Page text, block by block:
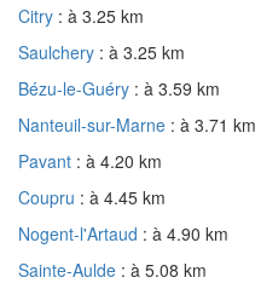
Citry : à 3.25 km
Saulchery : à 3.25 km
Bézu-le-Guéry : à 3.59 km
Nanteuil-sur-Marne : à 3.71 km
Pavant : à 4.20 km
Coupru : à 4.45 km
Nogent-l'Artaud : à 4.90 km
Sainte-Aulde : à 5.08 km